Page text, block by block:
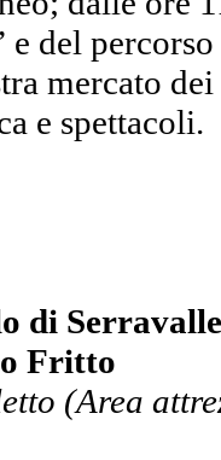
del
mercato
e
di Serravalle
Fritto
(Area